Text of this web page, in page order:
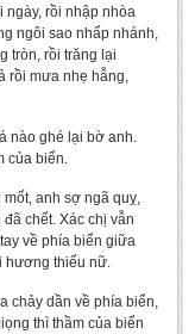
rồi nhập nhòa
ngôi sao nhấp nhánh,
tròn, rồi trăng lại
rồi mưa nhẹ hẫng,
nào ghé lại bờ anh.
của biển.
anh sợ ngã quỵ,
chết. Xác chị vẫn
về phía biển giữa
hương thiếu nữ.
chảy dần về phía biển,
thì thầm của biển